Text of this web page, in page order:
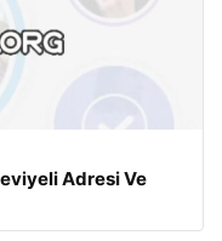
Adresi Ve